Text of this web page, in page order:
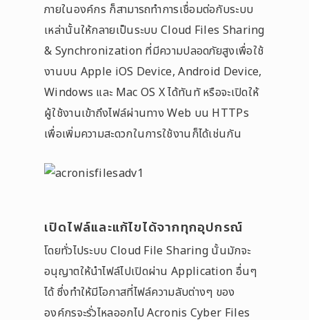
ภายในองค์กร ก็สามารถทำการเชื่อมต่อกับระบบ
เหล่านั้นให้กลายเป็นระบบ Cloud Files Sharing
& Synchronization ที่มีความปลอดภัยสูงเพื่อใช้
งานบน Apple iOS Device, Android Device,
Windows และ Mac OS X ได้ทันทั หรือจะเปิดให้
ผู้ใช้งานเข้าถึงไฟล์ผ่านทาง Web บน HTTPs
เพื่อเพิ่มความสะดวกในการใช้งานก็ได้เช่นกัน
เปิดไฟล์และแก้ไขได้จากทุกอุปกรณ์
โดยทั่วไประบบ Cloud File Sharing นั้นมักจะ
อนุญาตให้นำไฟล์ไปเปิดผ่าน Application อื่นๆ
ได้ ซึ่งทำให้มีโอกาสที่ไฟล์ความลับต่างๆ ของ
องค์กรจะรั่วไหลออกไป Acronis Cyber Files